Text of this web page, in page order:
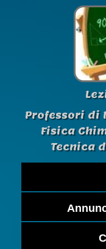
Professori di
Fisica
Tecnica